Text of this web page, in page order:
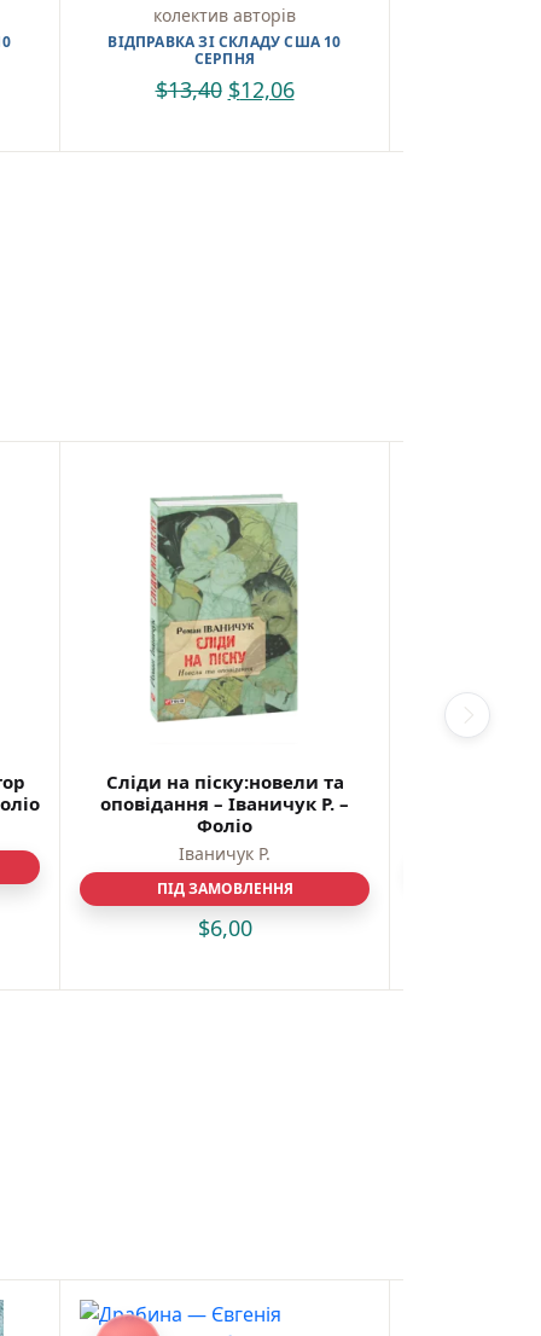
колектив авторів
ВІДПРАВКА ЗІ СКЛАДУ США 10
СЕРПНЯ
$13,40 $12,06
Сліди на піску:новели та
оповідання – Іваничук Р. –
Фоліо
Іваничук Р.
ПІД ЗАМОВЛЕННЯ
$6,00